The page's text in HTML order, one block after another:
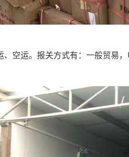
空运。报关方式有：一般贸易